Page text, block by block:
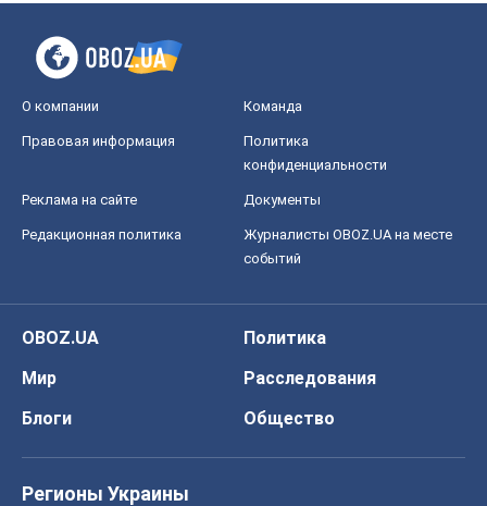
О компании Команда
Правовая информация
Политика
конфиденциальности
Реклама на сайте Документы
Редакционная политика
Журналисты OBOZ.UA на месте
событий
OBOZ.UA
Политика
Мир
Расследования
Блоги
Общество
Регионы Украины